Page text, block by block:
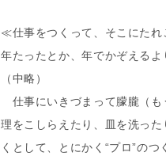
≪仕事をつくって、そこにたれ
年たったとか、年でかぞえるよ
（中略）
仕事にいきづまって朦朧（も
理をこしらえたり、皿を洗っ
くとして、とにかく“プロ”の